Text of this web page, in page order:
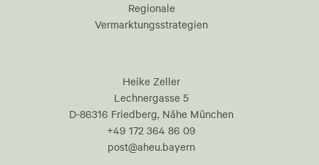
Regionale
Vermarktungsstrategien
Heike Zeller
Lechnergasse 5
D-86316 Friedberg, Nähe München
+49 172 364 86 09
post@aheu.bayern